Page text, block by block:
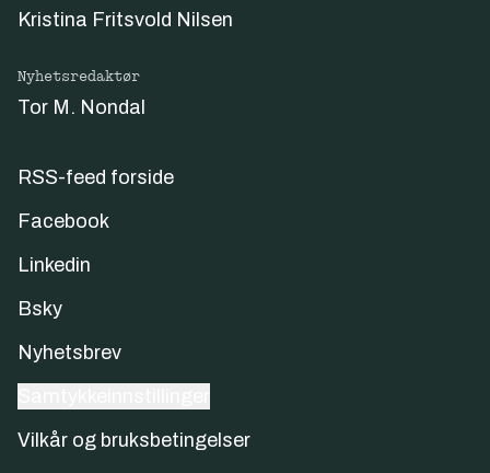
Kristina Fritsvold Nilsen
Nyhetsredaktør
Tor M. Nondal
RSS-feed forside
Facebook
Linkedin
Bsky
Nyhetsbrev
Vilkår og bruksbetingelser